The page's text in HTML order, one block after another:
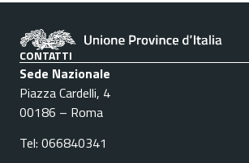
CONTATTI
Sede Nazionale
Piazza Cardelli, 4
00186 – Roma
Tel: 066840341